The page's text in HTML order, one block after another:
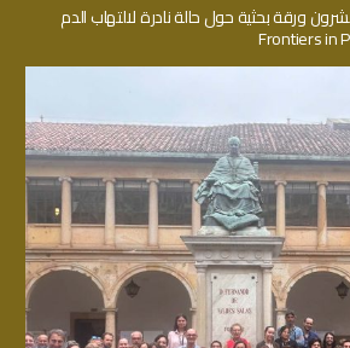
ورقة بحثية حول حالة نادرة لالتهاب الدم